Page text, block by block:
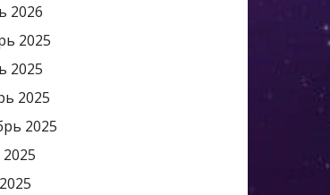
2026
2025
2025
2025
2025
2025